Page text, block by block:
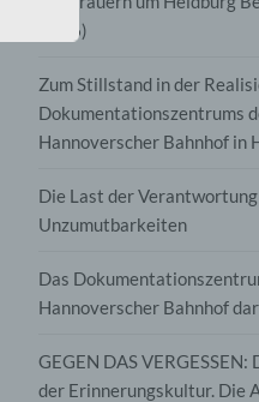
2026)
Zum Stillstand in der
Dokumentationszentrums
Hannoverscher Bahnhof in
Die Last der
Unzumutbarkeiten
Das
Hannoverscher Bahnhof
GEGEN DAS VERGESSEN:
der Erinnerungskultur. Die